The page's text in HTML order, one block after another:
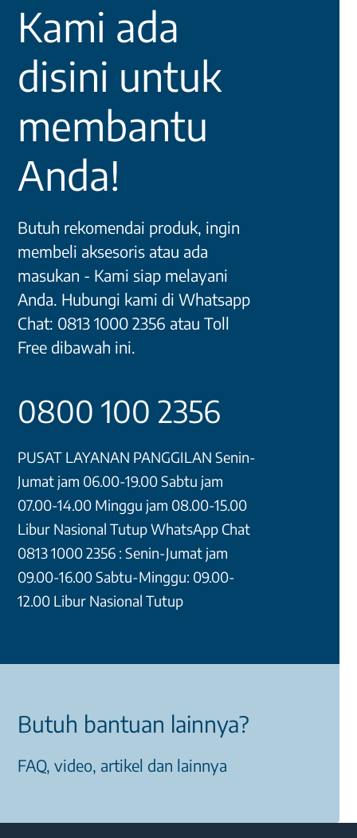
Kami ada
disini untuk
membantu
Anda!
Butuh rekomendai produk, ingin
membeli aksesoris atau ada
masukan - Kami siap melayani
Anda. Hubungi kami di Whatsapp
Chat: 0813 1000 2356 atau Toll
Free dibawah ini.
0800 100 2356
PUSAT LAYANAN PANGGILAN Senin-
Jumat jam 06.00-19.00 Sabtu jam
07.00-14.00 Minggu jam 08.00-15.00
Libur Nasional Tutup WhatsApp Chat
0813 1000 2356 : Senin-Jumat jam
09.00-16.00 Sabtu-Minggu: 09.00-
12.00 Libur Nasional Tutup
Butuh bantuan lainnya?
FAQ, video, artikel dan lainnya